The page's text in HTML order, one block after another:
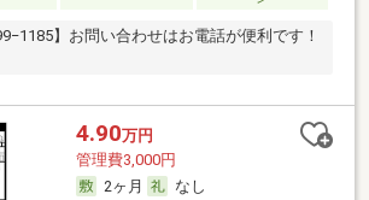
】お問い合わせはお電話が便利です！
4.90万円
管理費3,000円
2ヶ月
なし